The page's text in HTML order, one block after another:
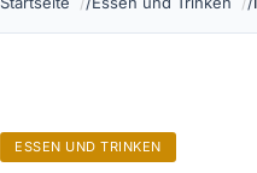
ESSEN UND TRINKEN